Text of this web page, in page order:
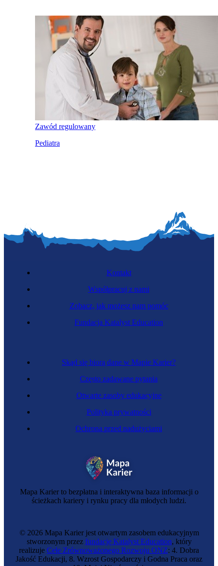
Zawód regulowany
Pediatra
Mapa Karier to bezpłatna i interaktywna baza informacji o
ścieżkach kariery i rynku pracy dla młodych ludzi.
Skąd się biorą dane w Mapie Karier?
Często zadawane pytania
Otwarte zasoby edukacyjne
Polityka prywatności
Ochrona przed nadużyciami
Kontakt
Współpracuj z nami
Zobacz, jak możesz nam pomóc
Fundacja Katalyst Education
© 2026 Mapa Karier jest otwartym zasobem edukacyjnym
stworzonym przez fundację Katalyst Education, który
realizuje Cele Zrównoważonego Rozwoju ONZ: 4. Dobra
Jakość Edukacji, 8. Wzrost Gospodarczy i Godna Praca oraz